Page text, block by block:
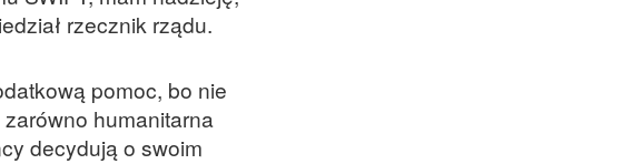
rzecznik rządu.
pomoc, bo nie
humanitarna
decydują o swoim